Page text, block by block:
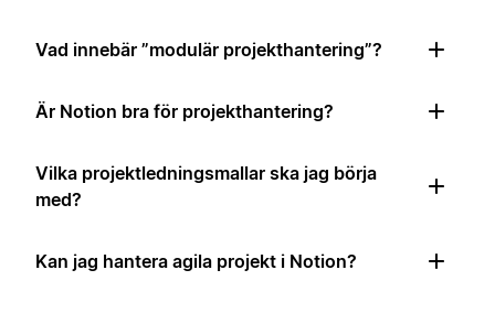
Vad innebär ”modulär projekthantering”?
Är Notion bra för projekthantering?
Vilka projektledningsmallar ska jag börja
med?
Kan jag hantera agila projekt i Notion?